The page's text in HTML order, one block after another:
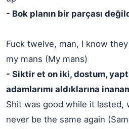
- Bok planın bir parçası
Fuck twelve, man, I know
my mans (My mans)
- Siktir et on iki, dostum,
adamlarımı aldıklarına
Shit was good while it lasted,
never be the same again